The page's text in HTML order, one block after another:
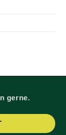
gerne.